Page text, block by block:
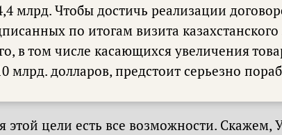
млрд. Чтобы достичь реализации
по итогам визита казахстанского
в том числе касающихся увеличения
долларов, предстоит серьезно
этой цели есть все возможности. Скажем,